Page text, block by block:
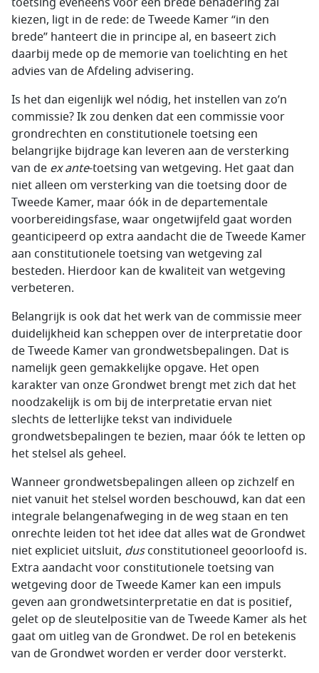
kiezen, ligt in de rede: de Tweede Kamer “in den
brede” hanteert die in principe al, en baseert zich
daarbij mede op de memorie van toelichting en het
advies van de Afdeling advisering.
Is het dan eigenlijk wel nódig, het instellen van zo’n
commissie? Ik zou denken dat een commissie voor
grondrechten en constitutionele toetsing een
belangrijke bijdrage kan leveren aan de versterking
van de ex ante-toetsing van wetgeving. Het gaat dan
niet alleen om versterking van die toetsing door de
Tweede Kamer, maar óók in de departementale
voorbereidingsfase, waar ongetwijfeld gaat worden
geanticipeerd op extra aandacht die de Tweede Kamer
aan constitutionele toetsing van wetgeving zal
besteden. Hierdoor kan de kwaliteit van wetgeving
verbeteren.
Belangrijk is ook dat het werk van de commissie meer
duidelijkheid kan scheppen over de interpretatie door
de Tweede Kamer van grondwetsbepalingen. Dat is
namelijk geen gemakkelijke opgave. Het open
karakter van onze Grondwet brengt met zich dat het
noodzakelijk is om bij de interpretatie ervan niet
slechts de letterlijke tekst van individuele
grondwetsbepalingen te bezien, maar óók te letten op
het stelsel als geheel.
Wanneer grondwetsbepalingen alleen op zichzelf en
niet vanuit het stelsel worden beschouwd, kan dat een
integrale belangenafweging in de weg staan en ten
onrechte leiden tot het idee dat alles wat de Grondwet
niet expliciet uitsluit, dusconstitutioneel geoorloofd is.
Extra aandacht voor constitutionele toetsing van
wetgeving door de Tweede Kamer kan een impuls
geven aan grondwetsinterpretatie en dat is positief,
gelet op de sleutelpositie van de Tweede Kamer als het
gaat om uitleg van de Grondwet. De rol en betekenis
van de Grondwet worden er verder door versterkt.